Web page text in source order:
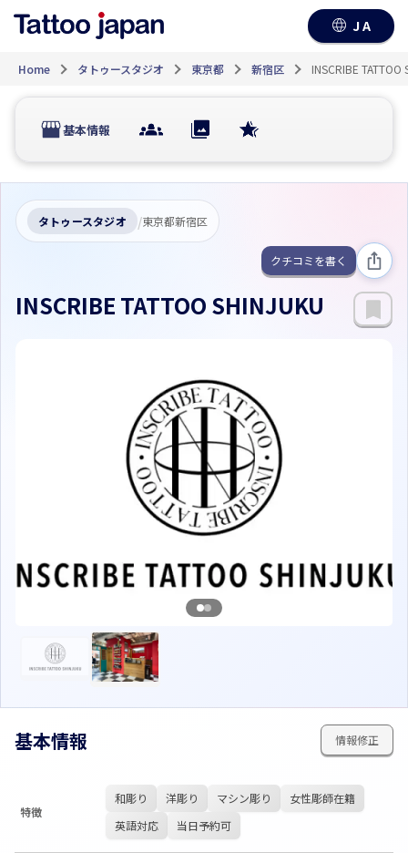
JA
Home タトゥースタジオ 東京都 新宿区 INSCRIBE TATTOO
基本情報
タトゥースタジオ /東京都新宿区
クチコミを書く
INSCRIBE TATTOO SHINJUKU
基本情報 情報修正
特徴
和彫り 洋彫り マシン彫り
女性彫師在籍
英語対応
当日予約可